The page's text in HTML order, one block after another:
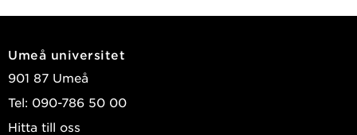
Umeå universitet
901 87 Umeå
Tel: 090-786 50 00
Hitta till oss